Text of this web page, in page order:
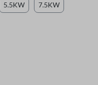
5.5KW 7.5KW